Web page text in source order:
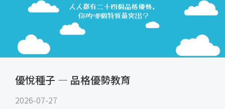
優悅種子 — 品格優勢教育
2026-07-27